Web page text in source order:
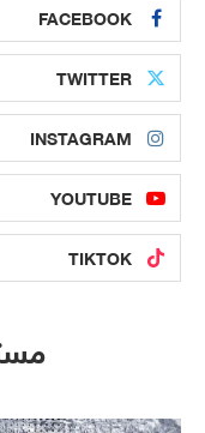
FACEBOOK
TWITTER
INSTAGRAM
YOUTUBE
TIKTOK